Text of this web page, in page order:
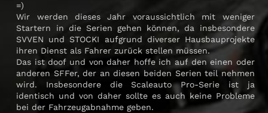
=)
Wir werden dieses Jahr voraussichtlich mit weniger
Startern in die Serien gehen können, da insbesondere
SVVEN und STOCKI aufgrund diverser Hausbauprojekte
ihren Dienst als Fahrer zurück stellen müssen.
Das ist doof und von daher hoffe ich auf den einen oder
anderen SFFer, der an diesen beiden Serien teil nehmen
wird. Insbesondere die Scaleauto Pro-Serie ist ja
identisch und von daher sollte es auch keine Probleme
bei der Fahrzeugabnahme geben.